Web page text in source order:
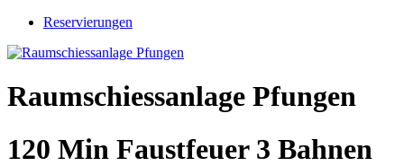
Reservierungen
Raumschiessanlage Pfungen
120 Min Faustfeuer 3 Bahnen